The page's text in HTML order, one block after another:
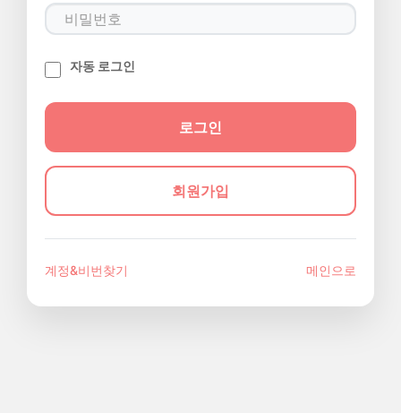
자동 로그인
회원가입
계정&비번찾기 메인으로